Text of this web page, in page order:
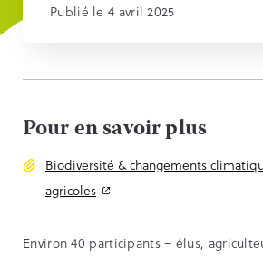
Publié le 4 avril 2025
Pour en savoir plus
Biodiversité & changements
agricoles
Environ 40 participants – élus,